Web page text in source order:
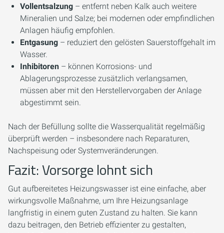
Vollentsalzung – entfernt neben Kalk auch weitere
Mineralien und Salze; bei modernen oder empfindlichen
Anlagen häufig empfohlen.
Entgasung – reduziert den gelösten Sauerstoffgehalt im
Wasser.
Inhibitoren – können Korrosions- und
Ablagerungsprozesse zusätzlich verlangsamen,
müssen aber mit den Herstellervorgaben der Anlage
abgestimmt sein.
Nach der Befüllung sollte die Wasserqualität regelmäßig
überprüft werden – insbesondere nach Reparaturen,
Nachspeisung oder Systemveränderungen.
Fazit: Vorsorge lohnt sich
Gut aufbereitetes Heizungswasser ist eine einfache, aber
wirkungsvolle Maßnahme, um Ihre Heizungsanlage
langfristig in einem guten Zustand zu halten. Sie kann
dazu beitragen, den Betrieb effizienter zu gestalten,